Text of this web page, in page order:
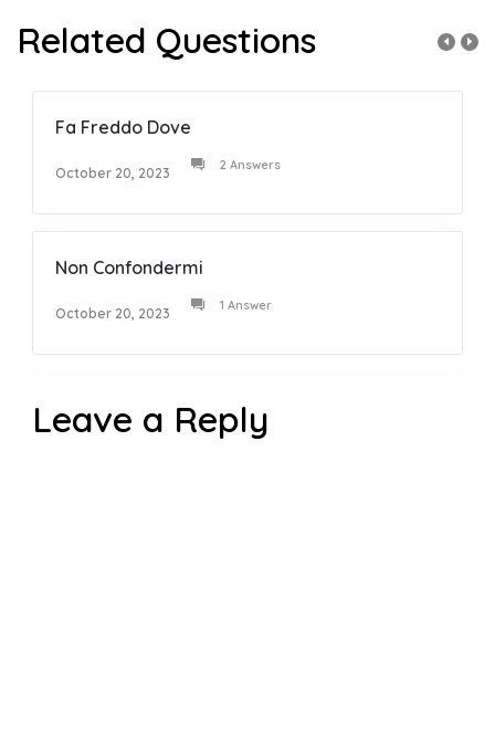
Related Questions
Fa Freddo Dove
October 20, 2023 2 Answers
Non Confondermi
October 20, 2023 1 Answer
Leave a Reply